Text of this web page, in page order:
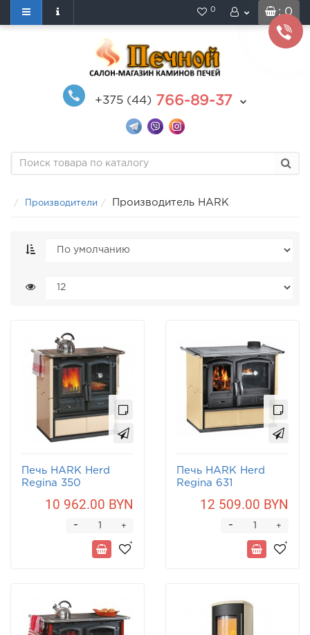
: 0
0
+375 (44) 766-89-37
Производители Производитель HARK
Печь HARK Herd
Regina 350
10 962.00 BYN
+
-
Печь HARK Herd
Regina 631
12 509.00 BYN
+
-